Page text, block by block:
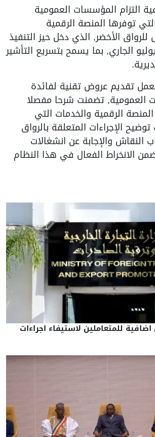
التزام المؤسسات العمومية
توفرها المنصة الرقمية
للرواق الأخضر, الذي دخل حيز التنفيذ
الجاري, بما يسمح بتسريع التأشير
تقديم عروض تقنية لفائدة
العمومية, تضمنت شرحا مفصلا
الرقمية والخدمات التي
الإجراءات المتعلقة بالرواق
النقاش والإجابة عن انشغالات
الانخراط الفعال في هذا النظام
للمتعاملين لاستيفاء اجراءات